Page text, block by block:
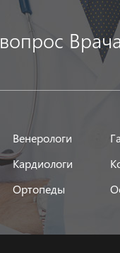
Венерологи
Кардиологи
Ортопеды